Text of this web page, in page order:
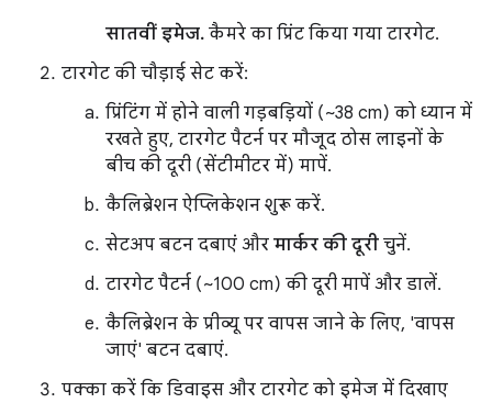
सातवीं इमेज. कैमरे का प्रिंट किया गया टारगेट.
टारगेट की चौड़ाई सेट करें:
प्रिंटिंग में होने वाली गड़बड़ियों (~38 cm) को ध्यान में
रखते हुए, टारगेट पैटर्न पर मौजूद ठोस लाइनों के
बीच की दूरी (सेंटीमीटर में) मापें.
कैलिब्रेशन ऐप्लिकेशन शुरू करें.
सेटअप बटन दबाएं और मार्कर की दूरी चुनें.
टारगेट पैटर्न (~100 cm) की दूरी मापें और डालें.
कैलिब्रेशन के प्रीव्यू पर वापस जाने के लिए, 'वापस
जाएं' बटन दबाएं.
पक्का करें कि डिवाइस और टारगेट को इमेज में दिखाए